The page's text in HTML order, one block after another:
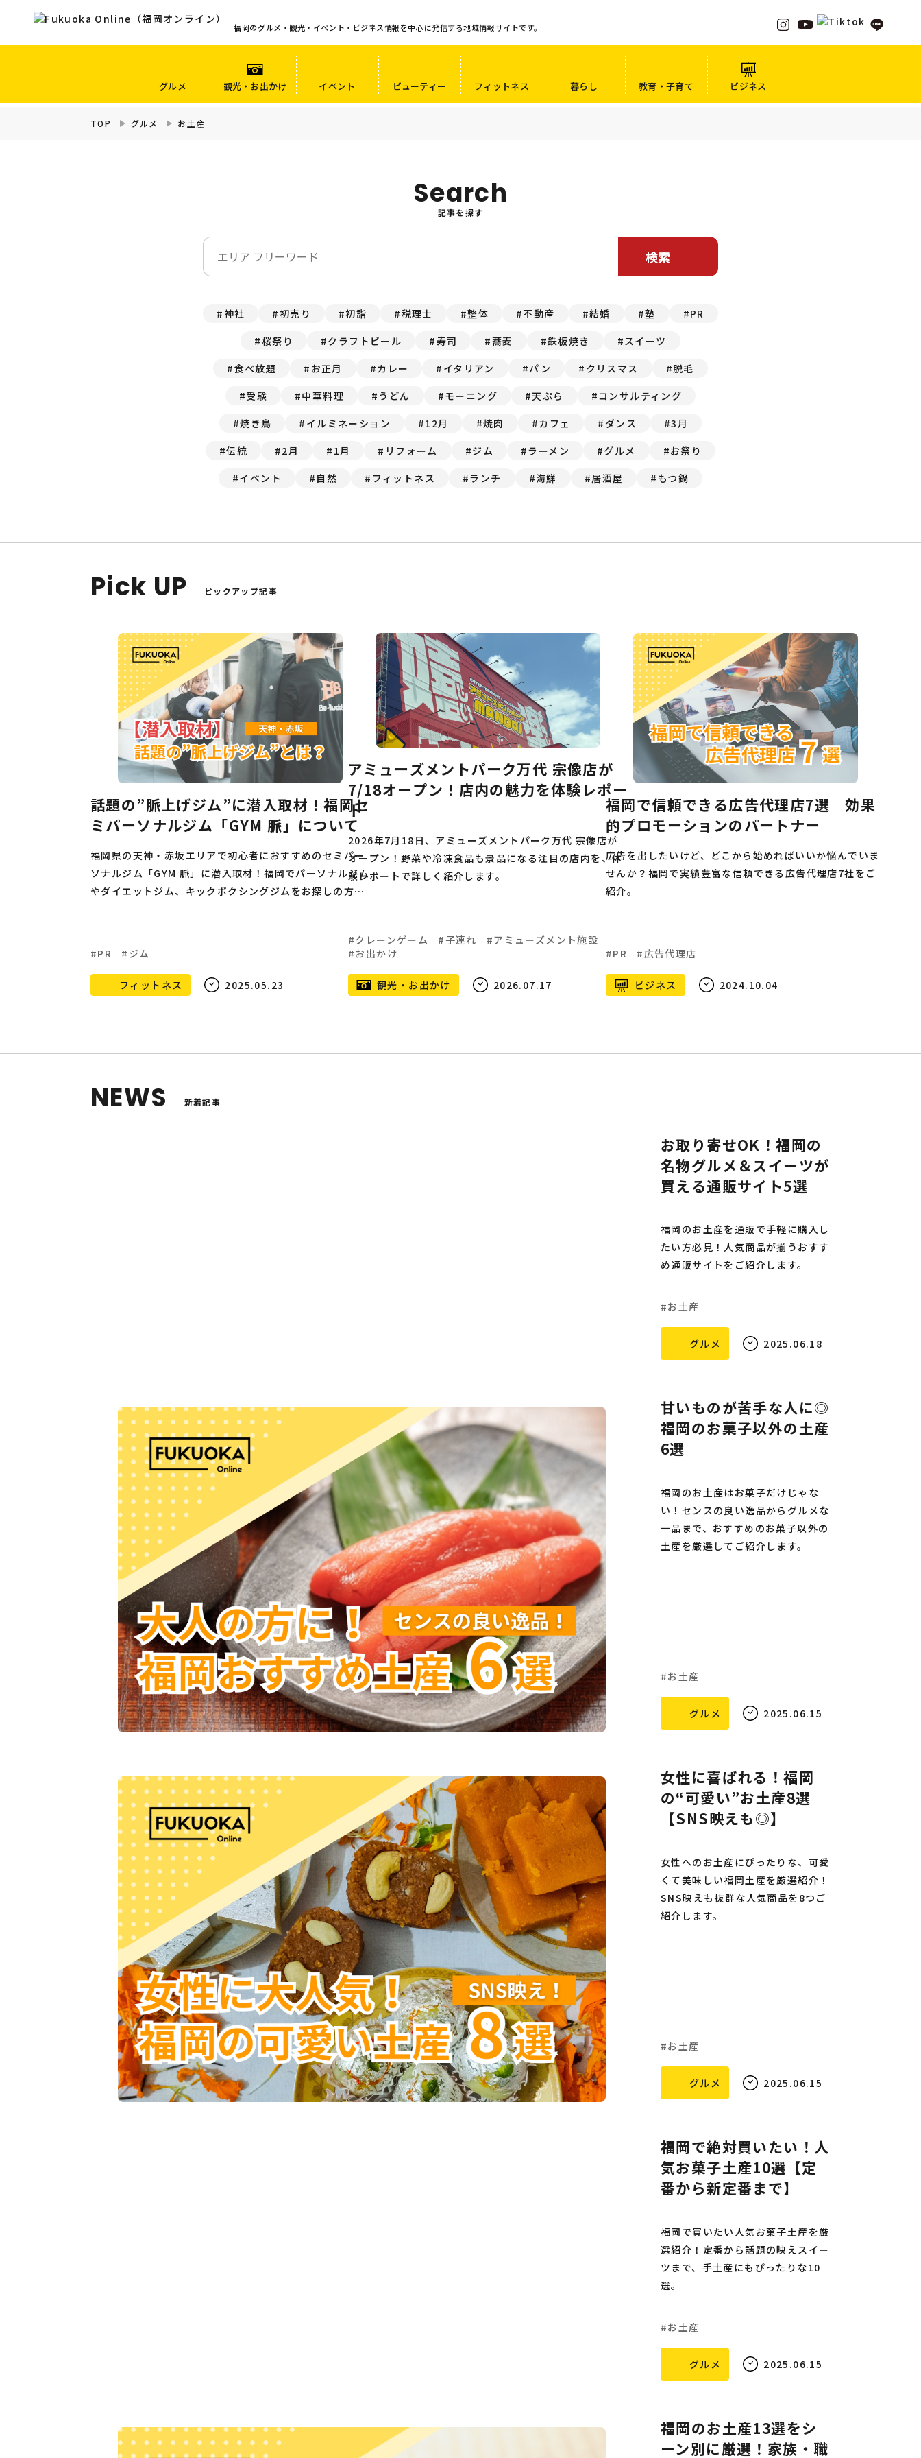
福岡のグルメ・観光・イベント・ビジネス情報を中心に発信する地域情報サイトです。
グルメ 観光・お出かけ イベント ビューティー フィットネス 暮らし 教育・子育て ビジネス
TOP グルメ お土産
Search
記事を探す
神社 初売り 初詣 税理士 整体 不動産 結婚 塾
PR
桜祭り
クラフトビール 寿司 蕎麦 鉄板焼き
スイーツ
食べ放題
お正月 カレー イタリアン パン クリスマス
脱毛
受験
中華料理 うどん モーニング 天ぷら
コンサルティング
焼き鳥
イルミネーション 12月 焼肉 カフェ ダンス
3月
伝統
2月 1月 リフォーム ジム ラーメン グルメ
お祭り
イベント
自然 フィットネス ランチ 海鮮 居酒屋 もつ鍋
Pick UP ピックアップ記事
話題の”脈上げジム”に潜入取材！福岡セ
ミパーソナルジム「GYM 脈」について
福岡県の天神・赤坂エリアで初心者におすすめのセミパー
ソナルジム「GYM 脈」に潜入取材！福岡でパーソナルジム
やダイエットジム、キックボクシングジムをお探しの方は
PR ジム
フィットネス 2025.05.23
アミューズメントパーク万代 宗像店が
7/18オープン！店内の魅力を体験レポー
ト
2026年7月18日、アミューズメントパーク万代 宗像店が
オープン！野菜や冷凍食品も景品になる注目の店内を、体
験レポートで詳しく紹介します。
クレーンゲーム 子連れ
アミューズメント施設
お出かけ
観光・お出かけ 2026.07.17
福岡で信頼できる広告代理店7選｜効果
的プロモーションのパートナー
広告を出したいけど、どこから始めればいいか悩んでいま
せんか？福岡で実績豊富な信頼できる広告代理店7社をご
紹介。
PR 広告代理店
ビジネス 2024.10.04
NEWS 新着記事
お取り寄せOK！福岡の
名物グルメ＆スイーツが
買える通販サイト5選
福岡のお土産を通販で手軽に購入し
たい方必見！人気商品が揃うおすす
め通販サイトをご紹介します。
お土産
グルメ 2025.06.18
甘いものが苦手な人に◎
福岡のお菓子以外の土産
6選
福岡のお土産はお菓子だけじゃな
い！センスの良い逸品からグルメな
一品まで、おすすめのお菓子以外の
土産を厳選してご紹介します。
お土産
グルメ 2025.06.15
女性に喜ばれる！福岡
の“可愛い”お土産8選
【SNS映えも◎】
女性へのお土産にぴったりな、可愛
くて美味しい福岡土産を厳選紹介！
SNS映えも抜群な人気商品を8つご
紹介します。
お土産
グルメ 2025.06.15
福岡で絶対買いたい！人
気お菓子土産10選【定
番から新定番まで】
福岡で買いたい人気お菓子土産を厳
選紹介！定番から話題の映えスイー
ツまで、手土産にもぴったりな10
選。
お土産
グルメ 2025.06.15
福岡のお土産13選をシ
ーン別に厳選！家族・職